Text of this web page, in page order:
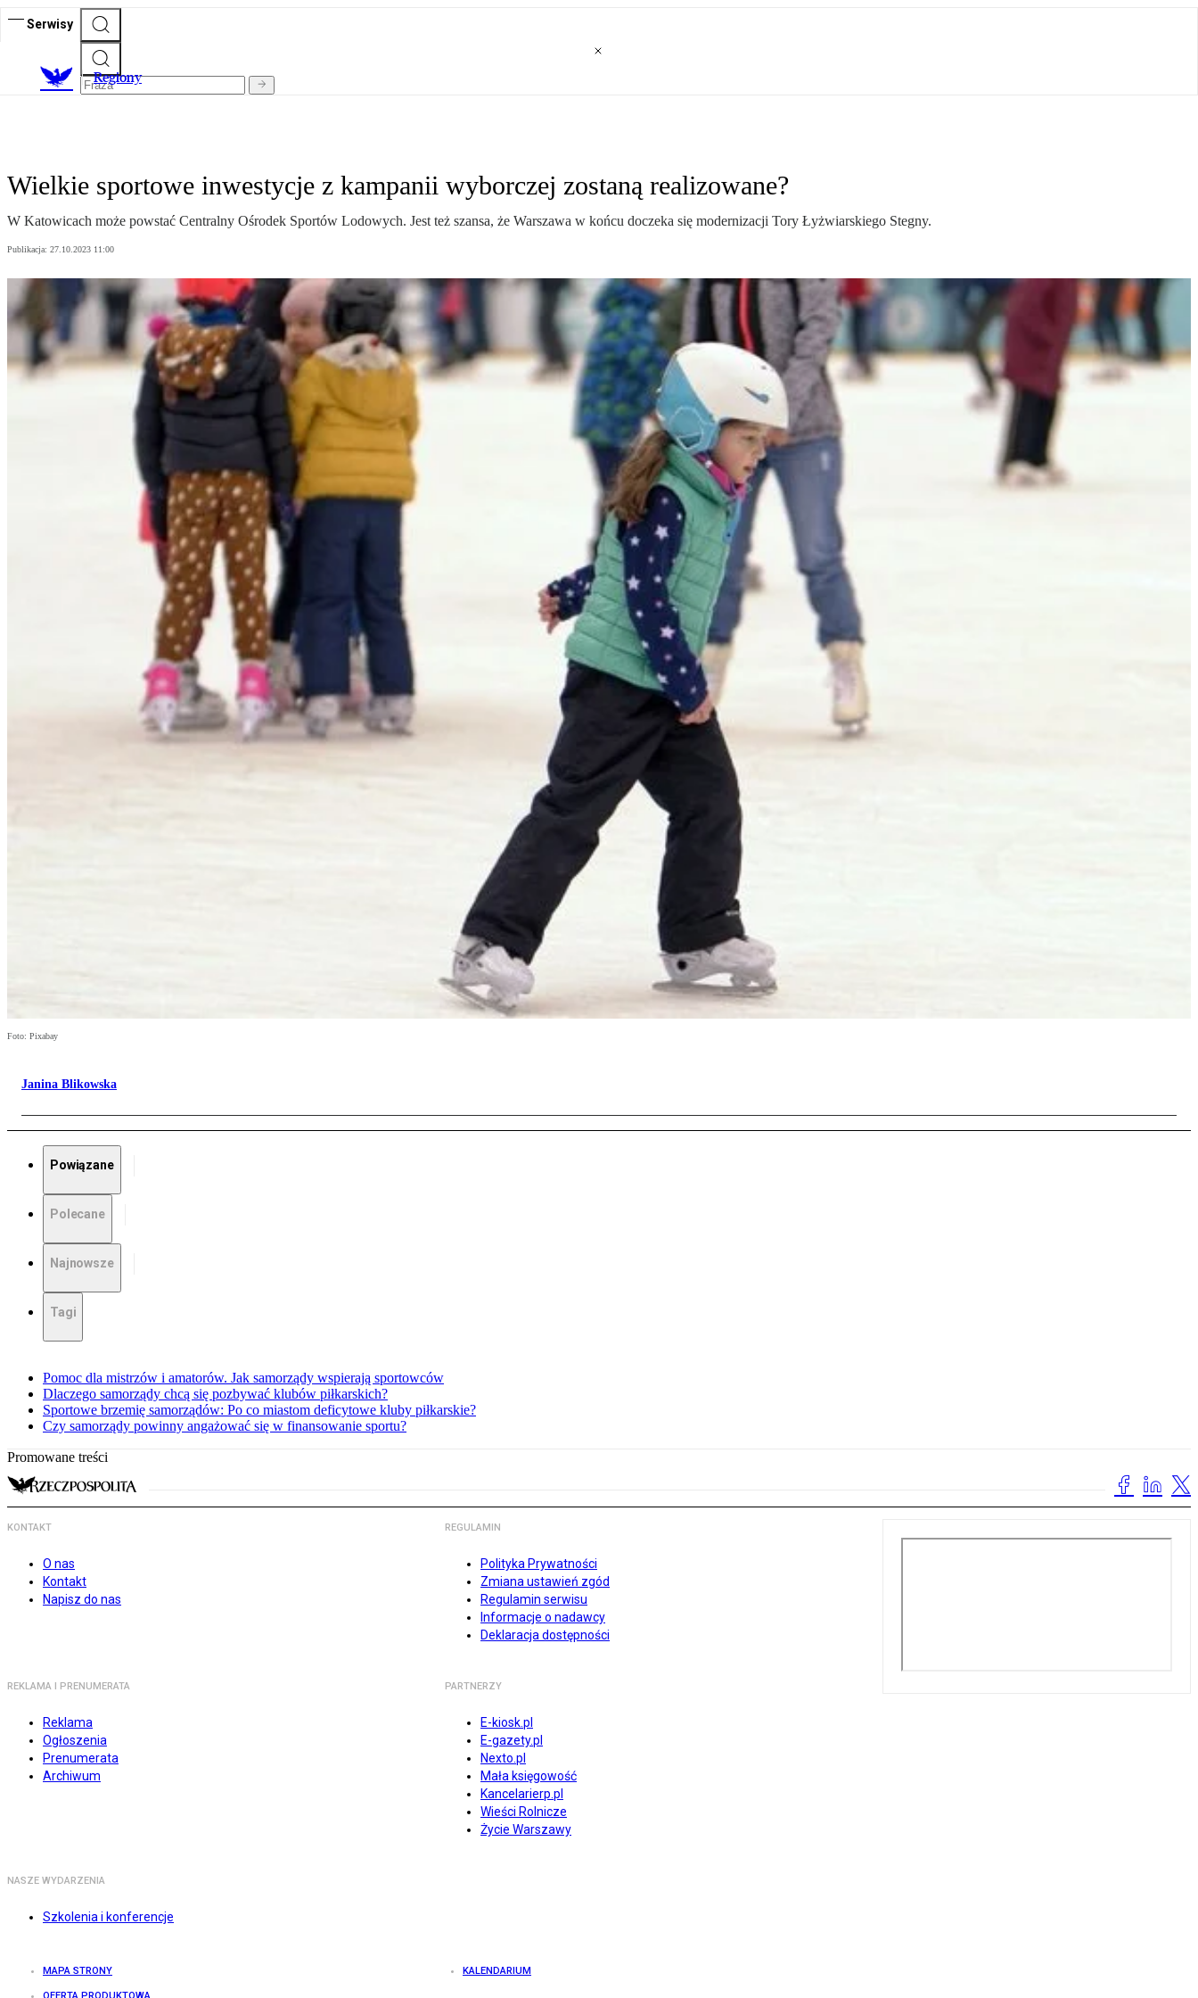
Serwisy
Regiony
Wielkie sportowe inwestycje z kampanii wyborczej zostaną realizowane?
W Katowicach może powstać Centralny Ośrodek Sportów Lodowych. Jest też szansa, że Warszawa w końcu doczeka się modernizacji Tory Łyżwiarskiego Stegny.
Publikacja: 27.10.2023 11:00
Foto: Pixabay
Janina Blikowska
Powiązane
Polecane
Najnowsze
Tagi
Pomoc dla mistrzów i amatorów. Jak samorządy wspierają sportowców
Dlaczego samorządy chcą się pozbywać klubów piłkarskich?
Sportowe brzemię samorządów: Po co miastom deficytowe kluby piłkarskie?
Czy samorządy powinny angażować się w finansowanie sportu?
Promowane treści
KONTAKT
O nas
Kontakt
Napisz do nas
REGULAMIN
Polityka Prywatności
Zmiana ustawień zgód
Regulamin serwisu
Informacje o nadawcy
Deklaracja dostępności
REKLAMA I PRENUMERATA
Reklama
Ogłoszenia
Prenumerata
Archiwum
PARTNERZY
E-kiosk.pl
E-gazety.pl
Nexto.pl
Mała księgowość
Kancelarierp.pl
Wieści Rolnicze
Życie Warszawy
NASZE WYDARZENIA
Szkolenia i konferencje
MAPA STRONY KALENDARIUM